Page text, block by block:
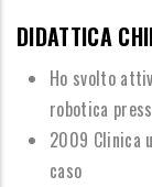
DIDATTICA
Ho svolto
robotica
2009 Clinica
caso